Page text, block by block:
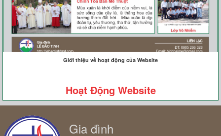
Giới thiệu về hoạt động của Website
Hoạt Động Website
Gia đình